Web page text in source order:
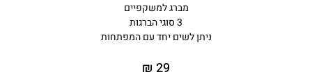
מברג למשקפיים
3 סוגי הברגות
ניתן לשים יחד עם המפתחות
29 ₪